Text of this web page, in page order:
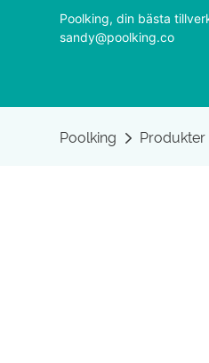
Poolking, din bästa
sandy@poolking.co
Poolking Produkter